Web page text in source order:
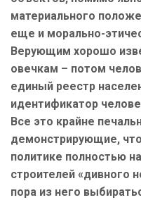
материального
еще и морально-
Верующим хорошо
овечкам – потом
единый реестр
идентификатор
Все это крайне
демонстрирующие,
политике полностью
строителей «дивного
пора из него